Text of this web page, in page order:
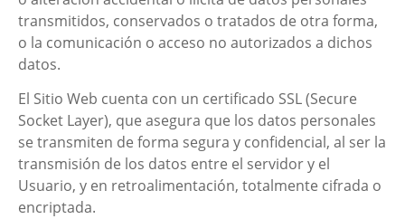
transmitidos, conservados o tratados de otra forma,
o la comunicación o acceso no autorizados a dichos
datos.
El Sitio Web cuenta con un certificado SSL (Secure
Socket Layer), que asegura que los datos personales
se transmiten de forma segura y confidencial, al ser la
transmisión de los datos entre el servidor y el
Usuario, y en retroalimentación, totalmente cifrada o
encriptada.